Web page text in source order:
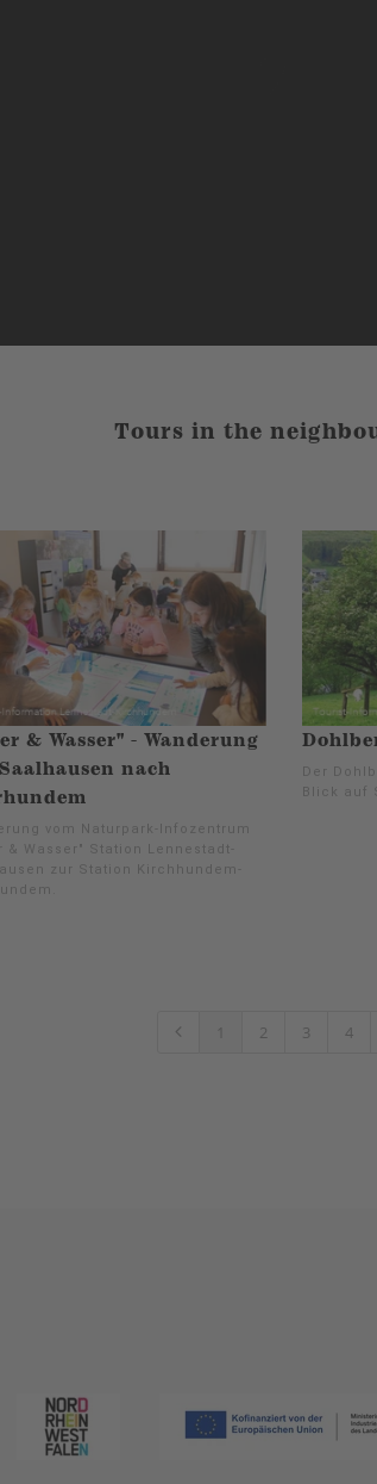
Tours in the
& Wasser" - Wanderung
nach
vom Naturpark-Infozentrum
& Wasser" Station Lennestadt-
zur Station Kirchhundem-
Der
Blick auf
1 2 3 4